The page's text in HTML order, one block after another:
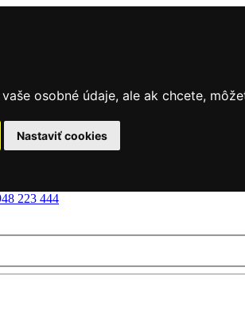
osobné údaje, ale ak chcete,
Nastaviť cookies
223 444